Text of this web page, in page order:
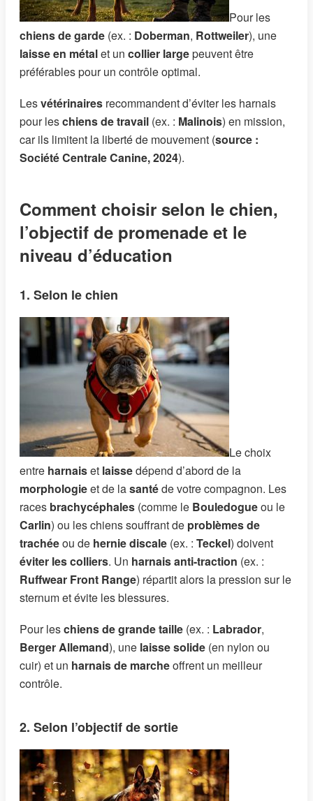
Pour les
chiens de garde (ex. : Doberman, Rottweiler), une
laisse en métalet un collier largepeuvent être
préférables pour un contrôle optimal.
Lesvétérinaires recommandent d’éviter les harnais
pour leschiens de travail (ex. : Malinois) en mission,
car ils limitent la liberté de mouvement (source :
Société Centrale Canine, 2024).
Comment choisir selon le chien,
l’objectif de promenade et le
niveau d’éducation
1. Selon le chien
Le choix
entre harnaiset laissedépend d’abord de la
morphologieet de lasantéde votre compagnon. Les
races brachycéphales (comme le Bouledogueou le
Carlin) ou les chiens souffrant de problèmes de
trachéeou de hernie discale (ex. : Teckel) doivent
éviter les colliers. Un harnais anti-traction (ex. :
Ruffwear Front Range) répartit alors la pression sur le
sternum et évite les blessures.
Pour leschiens de grande taille (ex. : Labrador,
Berger Allemand), une laisse solide (en nylon ou
cuir) et un harnais de marcheoffrent un meilleur
contrôle.
2. Selon l’objectif de sortie